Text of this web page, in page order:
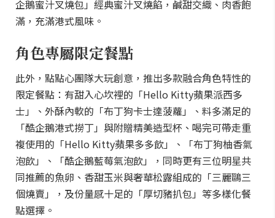
企鵝蜜汁叉燒包」經典蜜汁叉燒餡，鹹甜交織、肉香飽
滿，充滿港式風味。
角色專屬限定餐點
此外，點點心團隊大玩創意，推出多款融合角色特性的
限定餐點：有甜入心坎裡的「Hello Kitty蘋果派西多
士」、外酥內軟的「布丁狗卡士達菠蘿」、料多滿足的
「酷企鵝港式撈丁」與附贈精美造型杯、喝完可帶走重
複使用的「Hello Kitty蘋果多多飲」、「布丁狗柚香氣
泡飲」、「酷企鵝藍莓氣泡飲」，同時更有三位明星共
同推薦的魚卵、香甜玉米與奢華松露組成的「三麗鷗三
個燒賣」，及份量感十足的「厚切豬扒包」等多樣化餐
點選擇。